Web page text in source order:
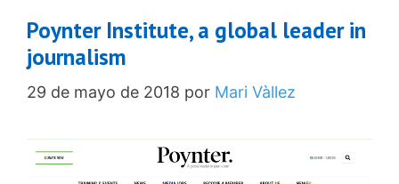
Poynter Institute, a global leader in
journalism
29 de mayo de 2018 por Mari Vàllez